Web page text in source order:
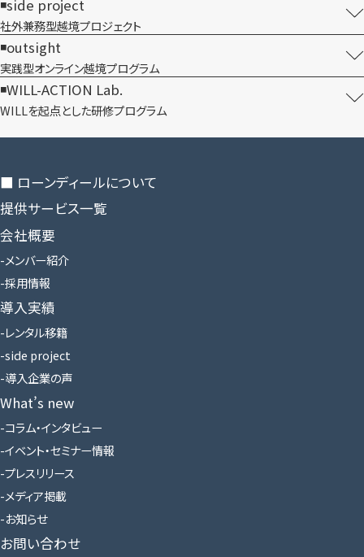
side project
社外兼務型​越境プロジェクト
outsight
実践型オンライン​越境プログラム
WILL-ACTION Lab.
WILLを​起点とした​研修プログラム
■ ローンディールに​ついて
提供サービス一覧
会社概要
メンバー紹介
採用情報
導入実績
レンタル移籍
side project
導入企業の声
What’s new
コラム・インタビュー
イベント・セミナー情報
プレスリリース
メディア掲載
お知らせ
お問い合わせ